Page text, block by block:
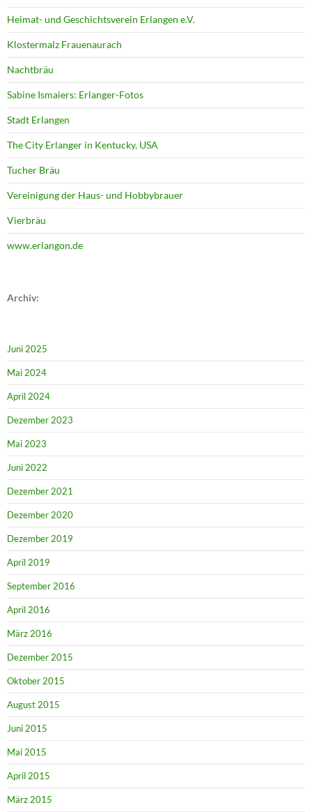
Heimat- und Geschichtsverein Erlangen e.V.
Klostermalz Frauenaurach
Nachtbräu
Sabine Ismaiers: Erlanger-Fotos
Stadt Erlangen
The City Erlanger in Kentucky, USA
Tucher Bräu
Vereinigung der Haus- und Hobbybrauer
Vierbräu
www.erlangon.de
Archiv:
Juni 2025
Mai 2024
April 2024
Dezember 2023
Mai 2023
Juni 2022
Dezember 2021
Dezember 2020
Dezember 2019
April 2019
September 2016
April 2016
März 2016
Dezember 2015
Oktober 2015
August 2015
Juni 2015
Mai 2015
April 2015
März 2015